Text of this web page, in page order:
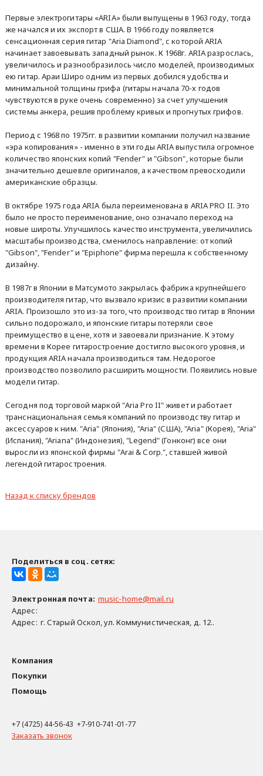
Первые электрогитары «ARIA» были выпущены в 1963 году, тогда
же начался и их экспорт в США. В 1966 году появляется
сенсационная серия гитар "Aria Diamond", с которой ARIA
начинает завоевывать западный рынок. К 1968г. ARIA разрослась,
увеличилось и разнообразилось число моделей, производимых
ею гитар. Араи Широ одним из первых добился удобства и
минимальной толщины грифа (гитары начала 70-х годов
чувствуются в руке очень современно) за счет улучшения
системы анкера, решив проблему кривых и прогнутых грифов.
Период с 1968 по 1975гг. в развитии компании получил название
«эра копирования» - именно в эти годы ARIA выпустила огромное
количество японских копий "Fender" и "Gibson", которые были
значительно дешевле оригиналов, а качеством превосходили
американские образцы.
В октябре 1975 года ARIA была переименована в ARIA PRO II. Это
было не просто переименование, оно означало переход на
новые широты. Улучшилось качество инструмента, увеличились
масштабы производства, сменилось направление: от копий
"Gibson", "Fender" и "Epiphone" фирма перешла к собственному
дизайну.
В 1987г в Японии в Матсумото закрылась фабрика крупнейшего
производителя гитар, что вызвало кризис в развитии компании
ARIA. Произошло это из-за того, что производство гитар в Японии
сильно подорожало, и японские гитары потеряли свое
преимущество в цене, хотя и завоевали признание. К этому
времени в Корее гитаростроение достигло высокого уровня, и
продукция ARIA начала производиться там. Недорогое
производство позволило расширить мощности. Появились новые
модели гитар.
Сегодня под торговой маркой "Aria Pro II" живет и работает
транснациональная семья компаний по производству гитар и
аксессуаров к ним. "Aria" (Япония), "Aria" (США), "Aria" (Корея), "Aria"
(Испания), "Ariana" (Индонезия), "Legend" (Гонконг) все они
выросли из японской фирмы "Arai & Соrр.", ставшей живой
легендой гитаростроения.
Назад к списку брендов
Поделиться в соц. сетях:
Электронная почта: music-home@mail.ru
Адрес:
Адрес: г. Старый Оскол, ул. Коммунистическая, д. 12..
Компания
Покупки
Помощь
+7 (4725) 44-56-43 +7-910-741-01-77
Заказать звонок